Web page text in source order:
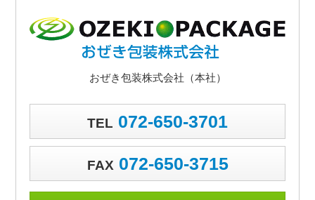
おぜき包装株式会社（本社）
TEL 072-650-3701
FAX 072-650-3715